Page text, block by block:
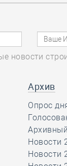
форум
Фонд
частично
за
новости
Архив
Опрос
Новости
Новости